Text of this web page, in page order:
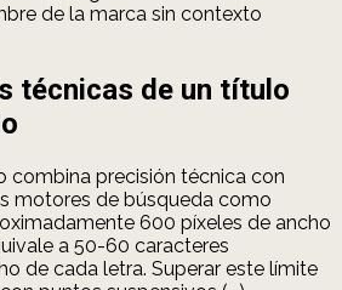
de la marca sin contexto
técnicas de un título
combina precisión técnica con
motores de búsqueda como
600 píxeles de ancho
a 50-60 caracteres
de cada letra. Superar este límite